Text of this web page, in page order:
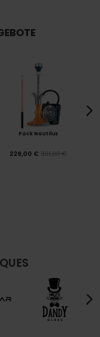
Pack Nautiluz
229,00 € 301,00 €